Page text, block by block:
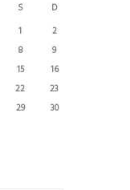
S
D
1
2
8
9
15
16
22
23
29
30